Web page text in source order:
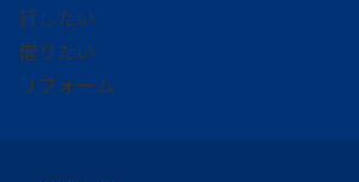
貸したい
借りたい
リフォーム